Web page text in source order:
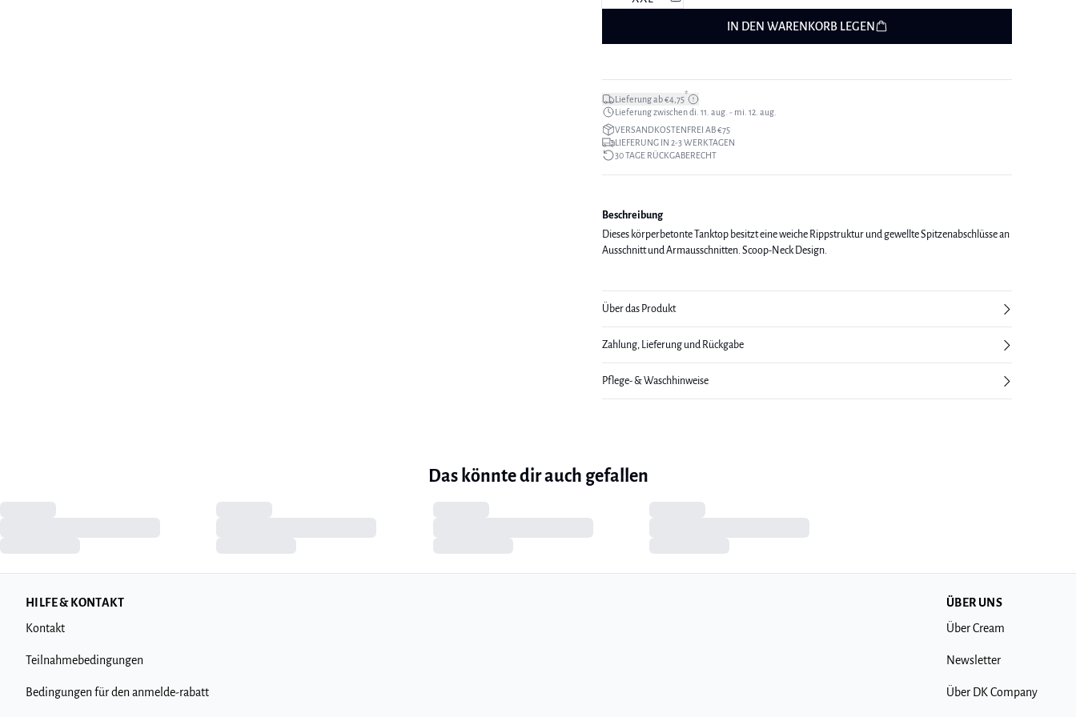
IN DEN WARENKORB LEGEN
Lieferung ab €4,75*
Lieferung zwischen di. 11. aug. - mi. 12. aug.
VERSANDKOSTENFREI AB €75
LIEFERUNG IN 2-3 WERKTAGEN
30 TAGE RÜCKGABERECHT
Beschreibung
Dieses körperbetonte Tanktop besitzt eine weiche Rippstruktur und gewellte Spitzenabschlüsse an
Ausschnitt und Armausschnitten. Scoop-Neck Design.
Über das Produkt
Zahlung, Lieferung und Rückgabe
Pflege- & Waschhinweise
Das könnte dir auch gefallen
HILFE & KONTAKT
Kontakt
Teilnahmebedingungen
Bedingungen für den anmelde-rabatt
ÜBER UNS
Über Cream
Newsletter
Über DK Company